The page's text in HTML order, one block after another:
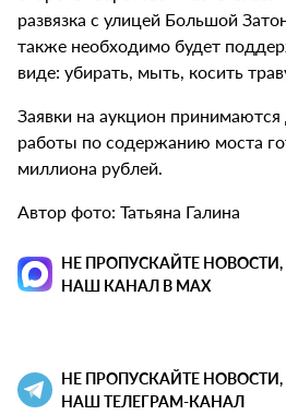
развязка с улицей Большой
также необходимо будет
виде: убирать, мыть, косить
Заявки на аукцион принимаются
работы по содержанию моста
миллиона рублей.
Автор фото: Татьяна Галина
НЕ ПРОПУСКАЙТЕ
НАШ КАНАЛ В MAX
НЕ ПРОПУСКАЙТЕ
НАШ ТЕЛЕГРАМ-КАНАЛ